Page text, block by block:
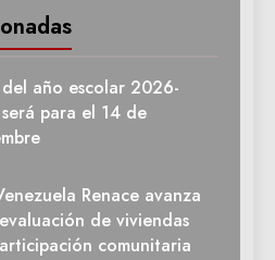
año escolar 2026-
para el 14 de
Renace avanza
de viviendas
comunitaria